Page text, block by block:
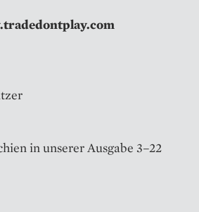
in unserer Ausgabe 3–22